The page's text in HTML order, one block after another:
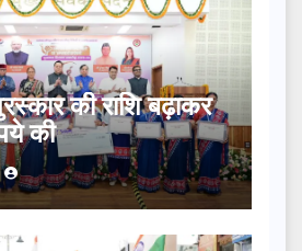
की राशि बढ़ाकर
की